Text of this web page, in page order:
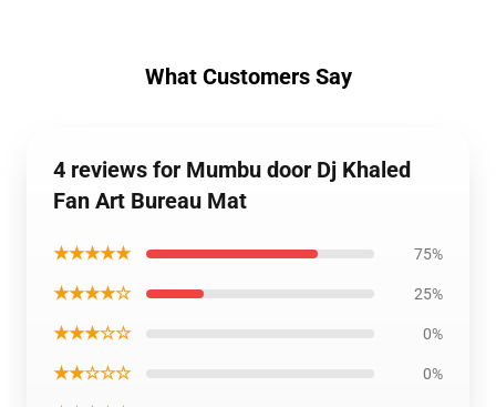
What Customers Say
4 reviews for Mumbu door Dj Khaled
Fan Art Bureau Mat
★★★★★ 75%
★★★★☆ 25%
★★★☆☆ 0%
★★☆☆☆ 0%